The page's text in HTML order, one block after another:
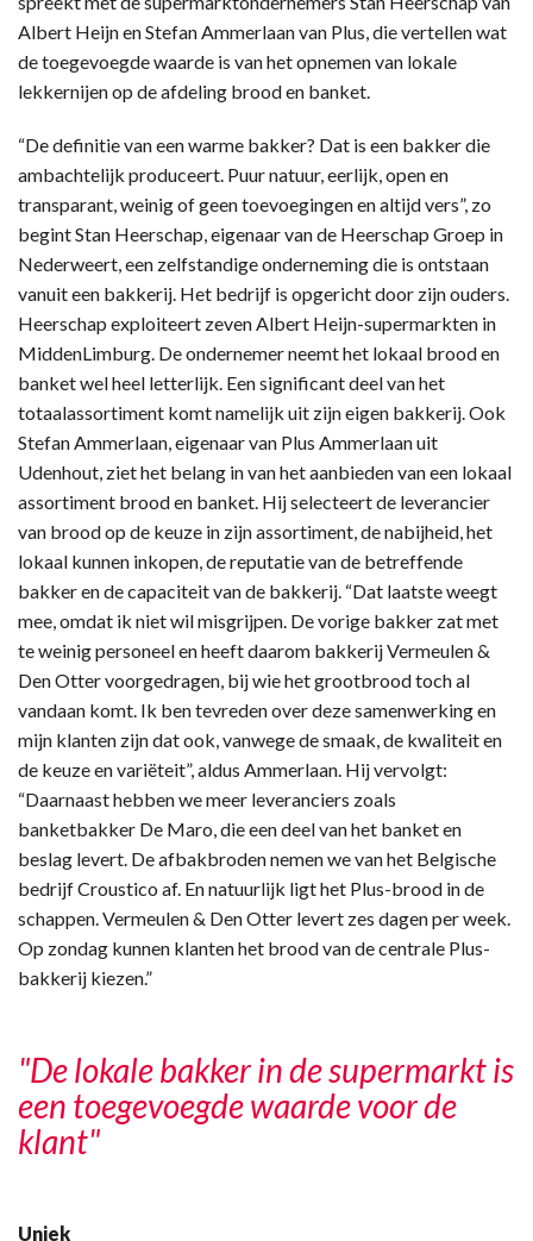
Albert Heijn en Stefan Ammerlaan van Plus, die vertellen wat
de toegevoegde waarde is van het opnemen van lokale
lekkernijen op de afdeling brood en banket.
“De definitie van een warme bakker? Dat is een bakker die
ambachtelijk produceert. Puur natuur, eerlijk, open en
transparant, weinig of geen toevoegingen en altijd vers”, zo
begint Stan Heerschap, eigenaar van de Heerschap Groep in
Nederweert, een zelfstandige onderneming die is ontstaan
vanuit een bakkerij. Het bedrijf is opgericht door zijn ouders.
Heerschap exploiteert zeven Albert Heijn-supermarkten in
MiddenLimburg. De ondernemer neemt het lokaal brood en
banket wel heel letterlijk. Een significant deel van het
totaalassortiment komt namelijk uit zijn eigen bakkerij. Ook
Stefan Ammerlaan, eigenaar van Plus Ammerlaan uit
Udenhout, ziet het belang in van het aanbieden van een lokaal
assortiment brood en banket. Hij selecteert de leverancier
van brood op de keuze in zijn assortiment, de nabijheid, het
lokaal kunnen inkopen, de reputatie van de betreffende
bakker en de capaciteit van de bakkerij. “Dat laatste weegt
mee, omdat ik niet wil misgrijpen. De vorige bakker zat met
te weinig personeel en heeft daarom bakkerij Vermeulen &
Den Otter voorgedragen, bij wie het grootbrood toch al
vandaan komt. Ik ben tevreden over deze samenwerking en
mijn klanten zijn dat ook, vanwege de smaak, de kwaliteit en
de keuze en variëteit”, aldus Ammerlaan. Hij vervolgt:
“Daarnaast hebben we meer leveranciers zoals
banketbakker De Maro, die een deel van het banket en
beslag levert. De afbakbroden nemen we van het Belgische
bedrijf Croustico af. En natuurlijk ligt het Plus-brood in de
schappen. Vermeulen & Den Otter levert zes dagen per week.
Op zondag kunnen klanten het brood van de centrale Plus-
bakkerij kiezen.”
"De lokale bakker in de supermarkt is
een toegevoegde waarde voor de
klant"
Uniek